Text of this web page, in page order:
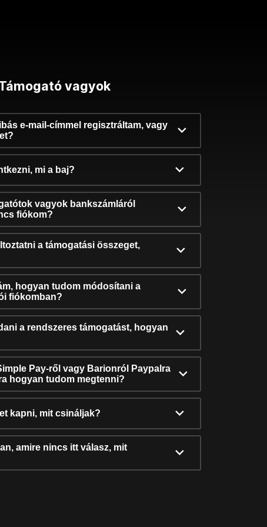
vagyok
e-mail-címmel regisztráltam, vagy
mi a baj?
vagyok bankszámláról
fiókom?
a támogatási összeget,
hogyan tudom módosítani a
fiókomban?
a rendszeres támogatást, hogyan
Pay-ről vagy Barionról Paypalra
hogyan tudom megtenni?
kapni, mit csináljak?
amire nincs itt válasz, mit